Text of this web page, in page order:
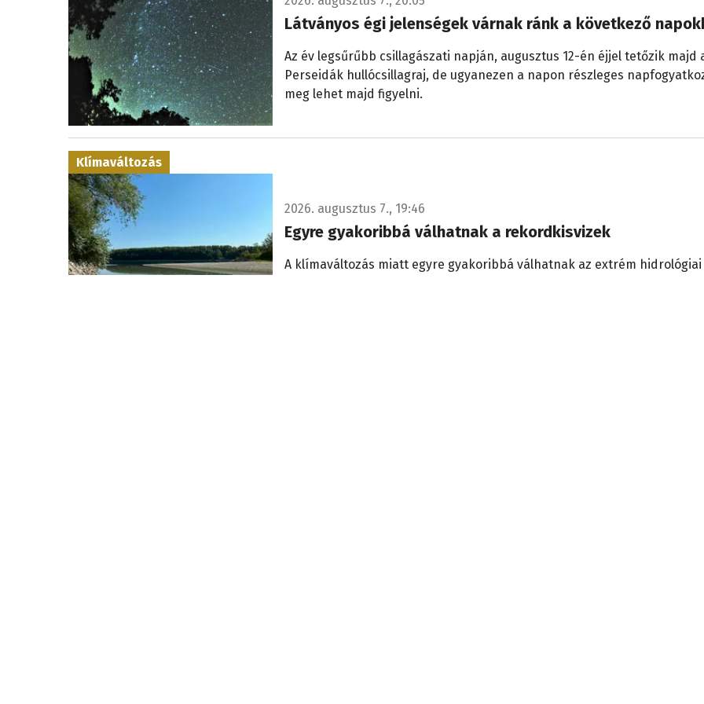
Látványos égi jelenségek várnak ránk a következő
Az év legsűrűbb csillagászati napján, augusztus 12-én éjjel tetőzik majd
Perseidák hullócsillagraj, de ugyanezen a napon részleges
meg lehet majd figyelni.
Klímaváltozás
2026. augusztus 7., 19:46
Egyre gyakoribbá válhatnak a rekordkisvizek
A klímaváltozás miatt egyre gyakoribbá válhatnak az extrém hidrológiai